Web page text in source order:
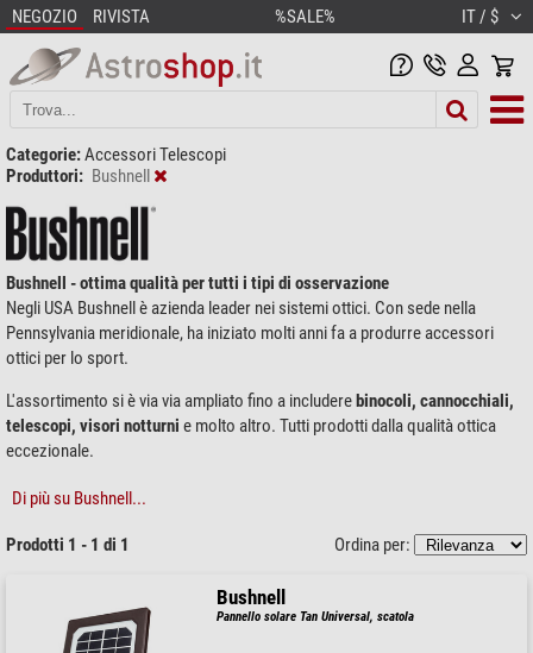
NEGOZIO RIVISTA %SALE% IT / $
Categorie:Accessori Telescopi
Produttori: Bushnell
Bushnell - ottima qualità per tutti i tipi di osservazione
Negli USA Bushnell è azienda leader nei sistemi ottici. Con sede nella
Pennsylvania meridionale, ha iniziato molti anni fa a produrre accessori
ottici per lo sport.
L'assortimento si è via via ampliato fino a includerebinocoli, cannocchiali,
telescopi, visori notturni e molto altro. Tutti prodotti dalla qualità ottica
eccezionale.
Di più su Bushnell...
Prodotti 1 - 1 di 1 Ordina per:
Bushnell
Pannello solare Tan Universal, scatola